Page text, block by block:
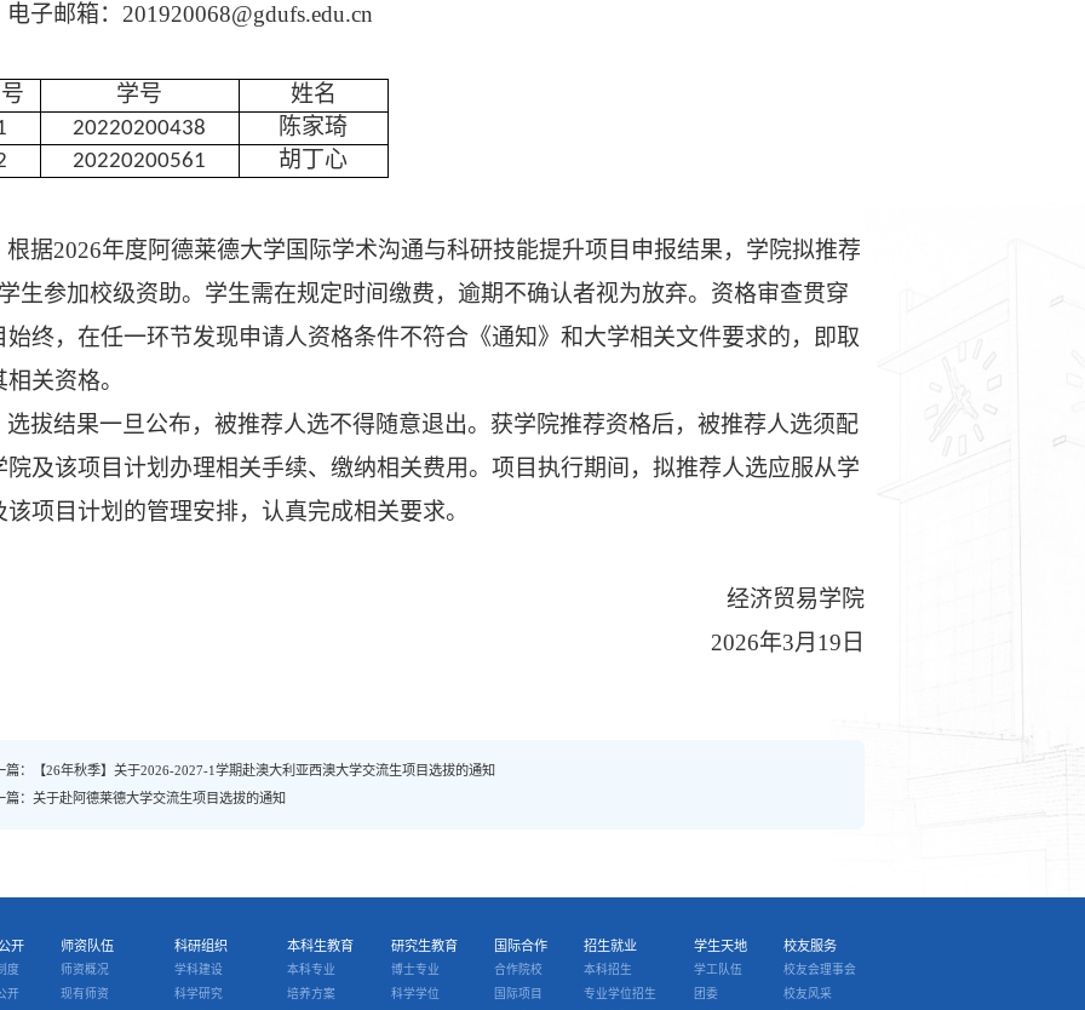
电子邮箱： 201920068@gdufs.edu.cn
学号 姓名
20220200438 陈家琦
20220200561 胡丁心
根据2026年度阿德莱德大学国际学术沟通与科研技能提升项目申报结果，学院拟推荐
生参加校级资助。学生需在规定时间缴费，逾期不确认者视为放弃。资格审查贯穿
始终，在任一环节发现申请人资格条件不符合《通知》和大学相关文件要求的，即取
相关资格。
选拔结果一旦公布，被推荐人选不得随意退出。获学院推荐资格后，被推荐人选须配
院及该项目计划办理相关手续、缴纳相关费用。项目执行期间，拟推荐人选应服从学
该项目计划 的管理安排，认真完成相关要求。
经济贸易学院
2026年3月19 日
篇：【26年秋季】关于2026-2027-1学期赴澳大利亚西澳大学交流生项目选拔的通知
篇：关于赴阿德莱德大学交流生项目选拔的通知
开
度
开
师资队伍
师资概况
现有师资
科研组织
学科建设
科学研究
本科生教育
本科专业
培养方案
研究生教育
博士专业
科学学位
国际合作
合作院校
国际项目
招生就业
本科招生
专业学位招生
学生天地
学工队伍
团委
校友服务
校友会理事会
校友风采